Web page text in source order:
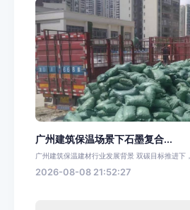
广州建筑保温场景下石墨复合...
广州建筑保温建材行业发展背景 双碳目标推进下
2026-08-08 21:52:27